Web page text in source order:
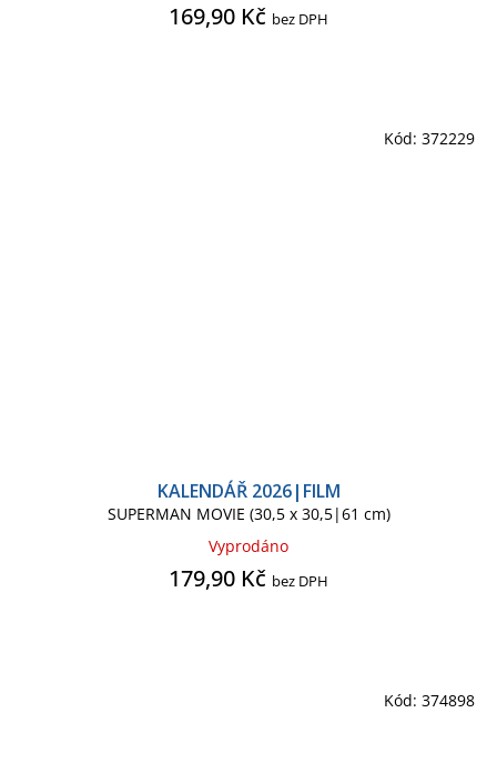
169,90 Kč bez DPH
KALENDÁŘ 2026|FILM
SUPERMAN MOVIE (30,5 x 30,5|61 cm)
Vyprodáno
179,90 Kč bez DPH
Kód: 372229
Kód: 374898